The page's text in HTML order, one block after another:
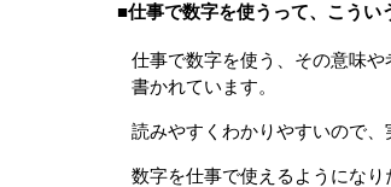
■仕事で数字を使うって、こうい
仕事で数字を使う、その意味や
書かれています。
読みやすくわかりやすいので、
数字を仕事で使えるようになり